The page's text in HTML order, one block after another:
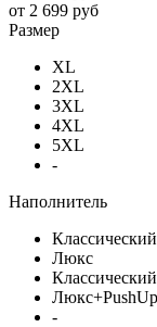
от 2 699 руб
Размер
XL
2XL
3XL
4XL
5XL
-
Наполнитель
Классический
Люкс
Люкс+PushUp
-